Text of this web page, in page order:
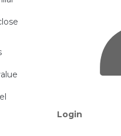
Login